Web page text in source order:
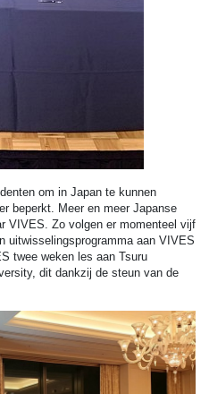
om in Japan te kunnen
beperkt. Meer en meer Japanse
VIVES. Zo volgen er momenteel vijf
uitwisselingsprogramma aan VIVES
twee weken les aan Tsuru
dit dankzij de steun van de